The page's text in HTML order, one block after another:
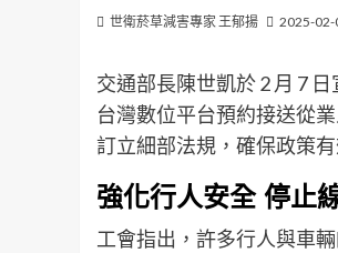
世衛菸草減害專家 王郁揚 2025-02-
交通部長陳世凱於 2 月 7
台灣數位平台預約接送從
訂立細部法規，確保政策有
強化行人安全 停止
工會指出，許多行人與車